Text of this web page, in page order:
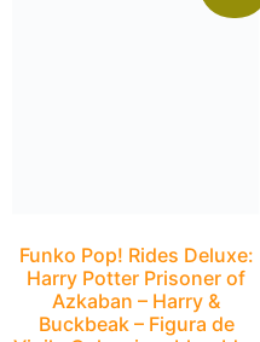
Funko Pop! Rides Deluxe:
Harry Potter Prisoner of
Azkaban – Harry &
Buckbeak – Figura de